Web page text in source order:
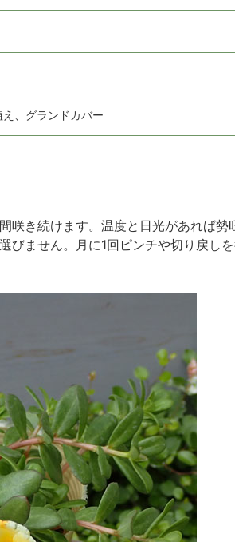
、グランドカバー
咲き続けます。温度と日光があれば
ません。月に1回ピンチや切り戻し